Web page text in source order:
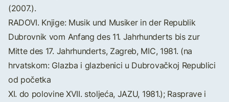
(2007.).
RADOVI. Knjige: Musik und Musiker in der Republik
Dubrovnik vom Anfang des 11. Jahrhunderts bis zur
Mitte des 17. Jahrhunderts, Zagreb, MIC, 1981. (na
hrvatskom: Glazba i glazbenici u Dubrovačkoj Republici
od početka
XI. do polovine XVII. stoljeća, JAZU, 1981.); Rasprave i